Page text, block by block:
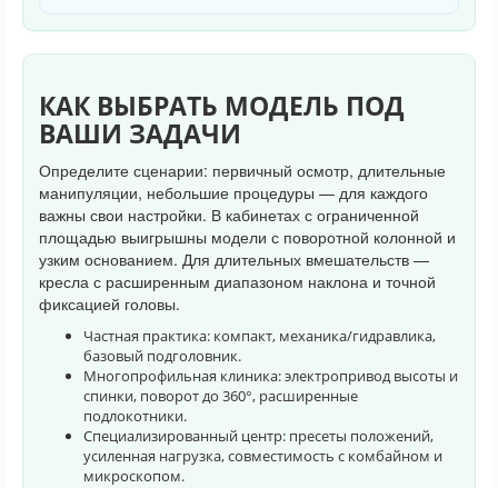
КАК ВЫБРАТЬ МОДЕЛЬ ПОД
ВАШИ ЗАДАЧИ
Определите сценарии: первичный осмотр, длительные
манипуляции, небольшие процедуры — для каждого
важны свои настройки. В кабинетах с ограниченной
площадью выигрышны модели с поворотной колонной и
узким основанием. Для длительных вмешательств —
кресла с расширенным диапазоном наклона и точной
фиксацией головы.
Частная практика: компакт, механика/гидравлика,
базовый подголовник.
Многопрофильная клиника: электропривод высоты и
спинки, поворот до 360°, расширенные
подлокотники.
Специализированный центр: пресеты положений,
усиленная нагрузка, совместимость с комбайном и
микроскопом.